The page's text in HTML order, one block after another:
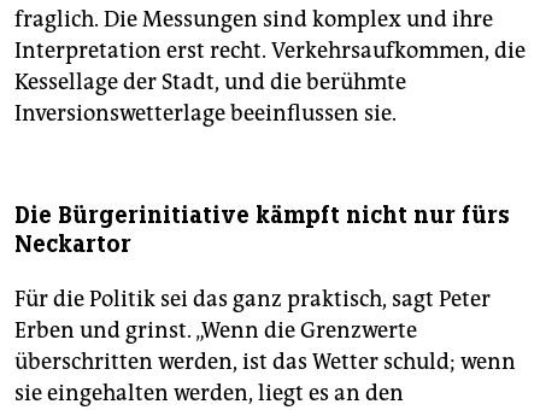
fraglich. Die Messungen sind komplex und ihre
Interpretation erst recht. Verkehrsaufkommen, die
Kessellage der Stadt, und die berühmte
Inversionswetterlage beeinflussen sie.
Die Bürgerinitiative kämpft nicht nur fürs
Neckartor
Für die Politik sei das ganz praktisch, sagt Peter
Erben und grinst. „Wenn die Grenzwerte
überschritten werden, ist das Wetter schuld; wenn
sie eingehalten werden, liegt es an den